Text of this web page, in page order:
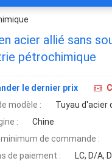
acier allié sans
pétrochimique
le dernier prix
modèle :
Tuyau d'acier
:
Chine
de commande :
de paiement :
LC, D/A,